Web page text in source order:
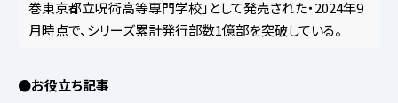
巻東京都立呪術高等専門学校」として発売された・2024年9
月時点で、シリーズ累計発行部数1億部を突破している。
●お役立ち記事